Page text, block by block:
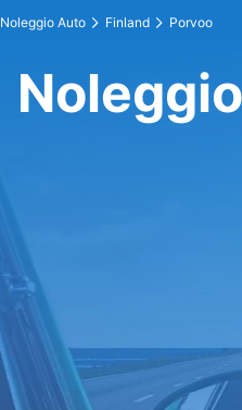
Noleggio Auto Finland Porvoo